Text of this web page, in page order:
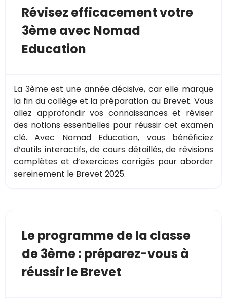
Révisez efficacement votre
3ème avec Nomad
Education
La 3ème est une année décisive, car elle marque
la fin du collège et la préparation au Brevet. Vous
allez approfondir vos connaissances et réviser
des notions essentielles pour réussir cet examen
clé. Avec Nomad Education, vous bénéficiez
d’outils interactifs, de cours détaillés, de révisions
complètes et d’exercices corrigés pour aborder
sereinement le Brevet 2025.
Le programme de la classe
de 3ème : préparez-vous à
réussir le Brevet